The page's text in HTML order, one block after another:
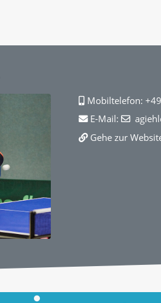
Mobiltelefon:
E-Mail:
Gehe zur